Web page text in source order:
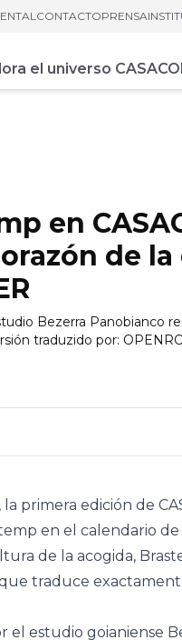
CONTACTOPRENSA
de busca
al menos tres
en
de
Bezerra Panobianco
traduzido por:
primera edición de
en el calendario
de la acogida,
traduce
el estudio goianiense